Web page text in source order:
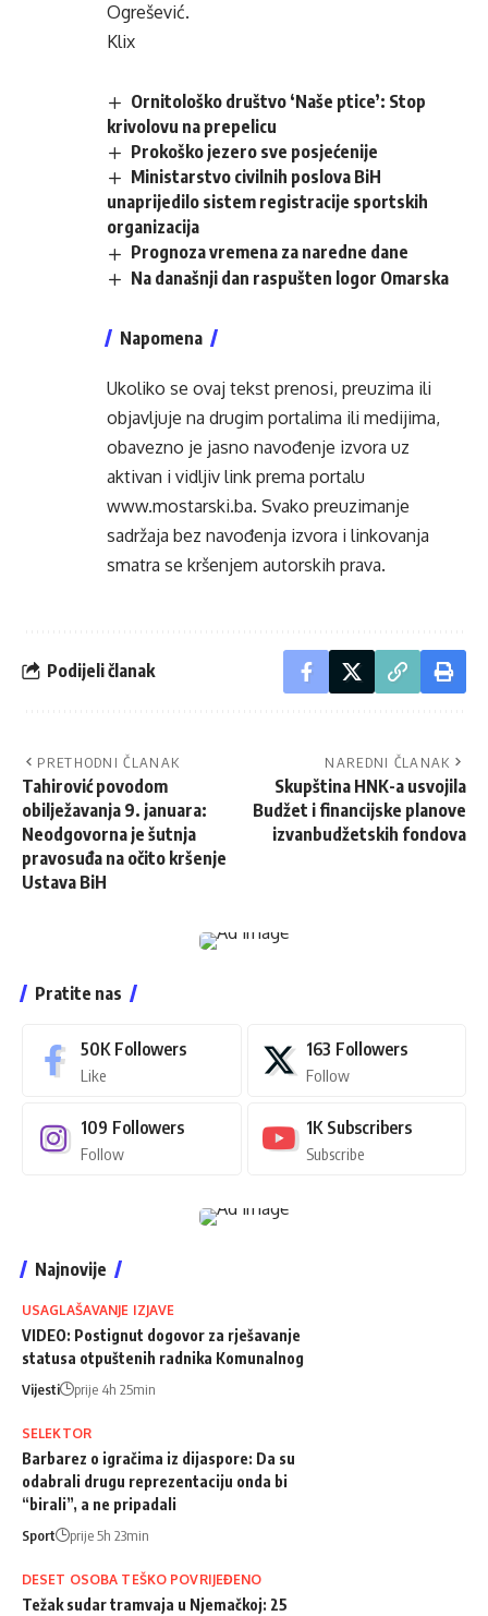
Ogrešević.
Klix
Ornitološko društvo ‘Naše ptice’: Stop
krivolovu na prepelicu
Prokoško jezero sve posjećenije
Ministarstvo civilnih poslova BiH
unaprijedilo sistem registracije sportskih
organizacija
Prognoza vremena za naredne dane
Na današnji dan raspušten logor Omarska
Napomena
Ukoliko se ovaj tekst prenosi, preuzima ili
objavljuje na drugim portalima ili medijima,
obavezno je jasno navođenje izvora uz
aktivan i vidljiv link prema portalu
www.mostarski.ba. Svako preuzimanje
sadržaja bez navođenja izvora i linkovanja
smatra se kršenjem autorskih prava.
Podijeli članak
PRETHODNI ČLANAK
Tahirović povodom
obilježavanja 9. januara:
Neodgovorna je šutnja
pravosuđa na očito kršenje
Ustava BiH
NAREDNI ČLANAK
Skupština HNK-a usvojila
Budžet i financijske planove
izvanbudžetskih fondova
Pratite nas
50K Followers
Like
163 Followers
Follow
109 Followers
Follow
1K Subscribers
Subscribe
Najnovije
USAGLAŠAVANJE IZJAVE
VIDEO: Postignut dogovor za rješavanje
statusa otpuštenih radnika Komunalnog
Vijesti prije 4h 25min
SELEKTOR
Barbarez o igračima iz dijaspore: Da su
odabrali drugu reprezentaciju onda bi
“birali”, a ne pripadali
Sport prije 5h 23min
DESET OSOBA TEŠKO POVRIJEĐENO
Težak sudar tramvaja u Njemačkoj: 25